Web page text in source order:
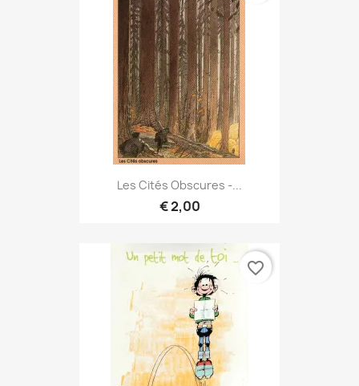
Les Cités Obscures -...
€ 2,00
favorite_border